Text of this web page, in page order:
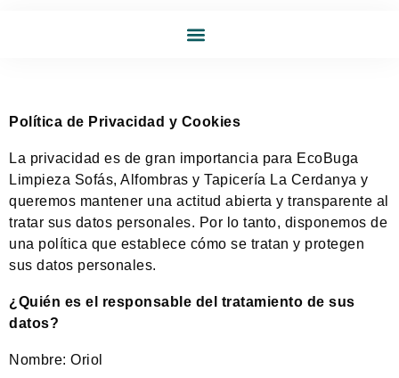
Política de Privacidad y Cookies
La privacidad es de gran importancia para EcoBuga
Limpieza Sofás, Alfombras y Tapicería La Cerdanya y
queremos mantener una actitud abierta y transparente al
tratar sus datos personales. Por lo tanto, disponemos de
una política que establece cómo se tratan y protegen
sus datos personales.
¿Quién es el responsable del tratamiento de sus
datos?
Nombre: Oriol